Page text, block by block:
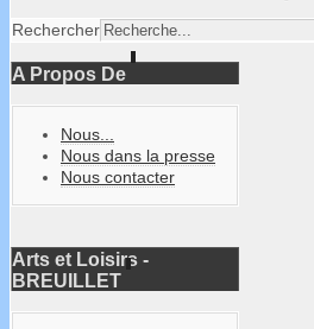
Rechercher
A Propos De
Nous...
Nous dans la presse
Nous contacter
Arts et Loisirs -
BREUILLET